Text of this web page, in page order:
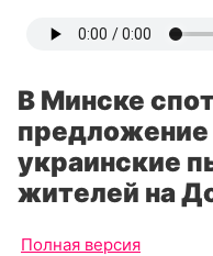
В Минске
предложение
украинские
жителей на
Полная версия